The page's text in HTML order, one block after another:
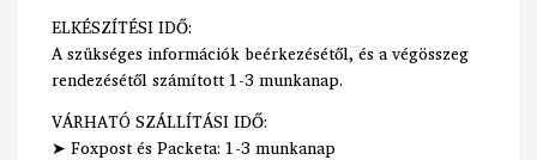
ELKÉSZÍTÉSI IDŐ:
A szükséges információk beérkezésétől, és a végösszeg
rendezésétől számított 1-3 munkanap.
VÁRHATÓ SZÁLLÍTÁSI IDŐ:
➤ Foxpost és Packeta: 1-3 munkanap